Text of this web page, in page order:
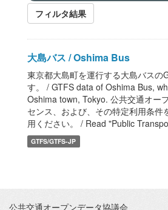
フィルタ結果
大島バス / Oshima Bus
東京都大島町を運行する大島バスの
す。 / GTFS data of Oshima Bus,
Oshima town, Tokyo. 公共交通オー
センス、および、その特定利用条件
用ください。 / Read "Public
GTFS/GTFS-JP
公共交通オープンデータ協議会